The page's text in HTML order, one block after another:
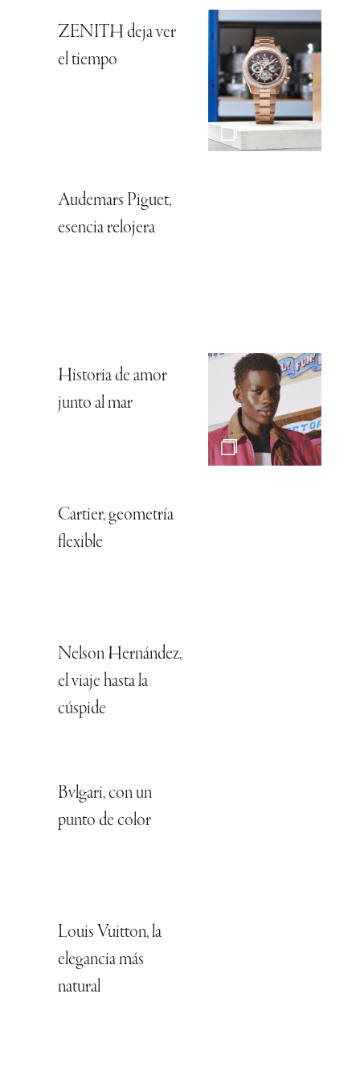
ZENITH deja ver
el tiempo
Audemars Piguet,
esencia relojera
Historia de amor
junto al mar
Cartier, geometría
flexible
Nelson Hernández,
el viaje hasta la
cúspide
Bvlgari, con un
punto de color
Louis Vuitton, la
elegancia más
natural